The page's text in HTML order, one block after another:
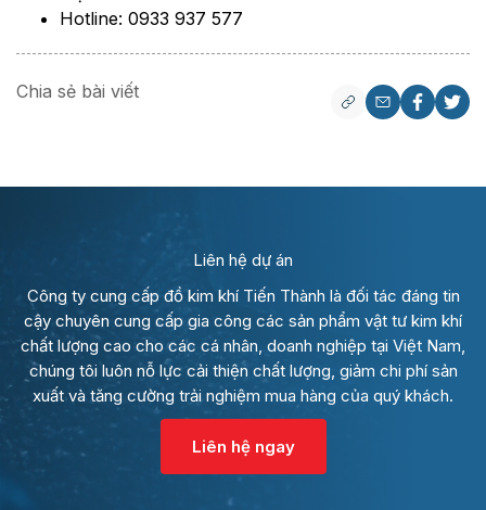
Hotline: 0933 937 577
Chia sẻ bài viết
Liên hệ dự án
Công ty cung cấp đồ kim khí Tiến Thành là đối tác đáng tin
cậy chuyên cung cấp gia công các sản phẩm vật tư kim khí
chất lượng cao cho các cá nhân, doanh nghiệp tại Việt Nam,
chúng tôi luôn nỗ lực cải thiện chất lượng, giảm chi phí sản
xuất và tăng cường trải nghiệm mua hàng của quý khách.
Liên hệ ngay